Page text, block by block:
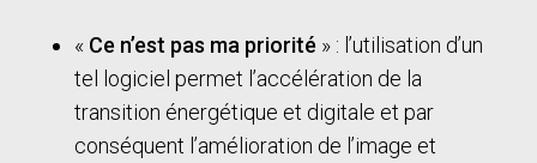
« Ce n’est pas ma priorité » : l’utilisation d’un
tel logiciel permet l’accélération de la
transition énergétique et digitale et par
conséquent l’amélioration de l’image et